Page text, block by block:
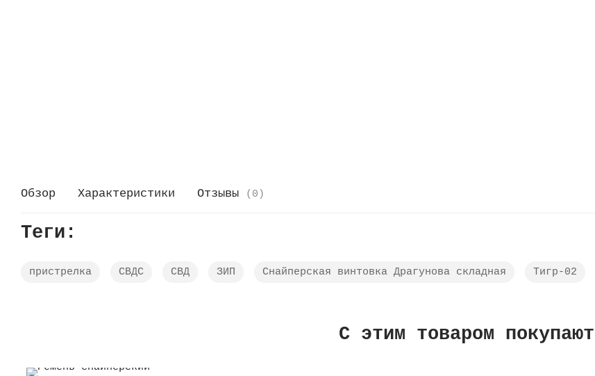
Обзор Характеристики Отзывы (0)
Теги:
пристрелка СВДС СВД ЗИП Снайперская винтовка Драгунова складная Тигр-02
C этим товаром покупают